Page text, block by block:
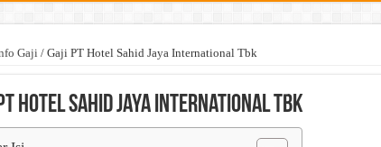
Gaji / Gaji PT Hotel Sahid Jaya International Tbk
Hotel Sahid Jaya International Tbk